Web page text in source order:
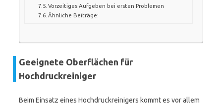
Vorzeitiges Aufgeben bei ersten Problemen
Ähnliche Beiträge:
Geeignete Oberflächen für
Hochdruckreiniger
Beim Einsatz eines Hochdruckreinigers kommt es vor allem